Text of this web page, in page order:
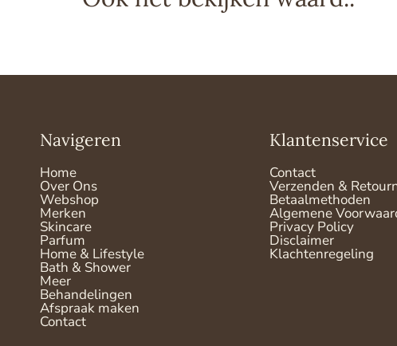
Navigeren
Home
Over Ons
Webshop
Merken
Skincare
Parfum
Home & Lifestyle
Bath & Shower
Meer
Behandelingen
Afspraak maken
Contact
Klantenservice
Contact
Verzenden &
Betaalmethoden
Algemene
Privacy Policy
Disclaimer
Klachtenregeling